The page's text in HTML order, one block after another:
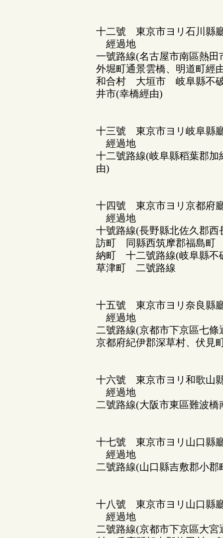
十二號 東京市ヨリ石川縣
經過地
一號路線(名古屋市南區熱
外堀町通景雲橋、明道町
和合村 大垣市 岐阜縣不
井市(幸橋經由)
十三號 東京市ヨリ岐阜縣
經過地
十二號路線(岐阜縣稻葉郡
由)
十四號 東京市ヨリ京都府
經過地
十號路線(長野縣北佐久郡
訪町 同縣西筑摩郡福島町
納町 十二號路線(岐阜縣不
草津町 二號路線
十五號 東京市ヨリ奈良縣
經過地
二號路線(京都市下京區七
京都府紀伊郡深草村、伏
十六號 東京市ヨリ和歌山
經過地
二號路線(大阪市東區難波
十七號 東京市ヨリ山口縣
經過地
二號路線(山口縣吉敷郡小郡
十八號 東京市ヨリ山口縣
經過地
二號路線(京都市下京區大